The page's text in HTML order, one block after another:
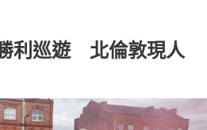
利巡遊 北倫敦現人